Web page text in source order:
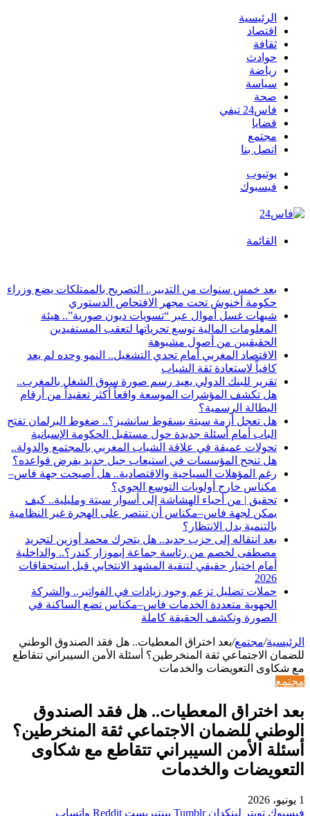
الرئيسية
اقتصاد
ثقافة
حوادث
رياضة
سياسة
صحة
فاس24 تيفي
قضايا
مجتمع
اتصل بنا
يوتيوب
فيسبوك
القائمة
بعد خمس سنوات من التدبير.. التصريح بالممتلكات يضع وزراء
حكومة أخنوش تحت مجهر الافتحاص الدستوري
شبهات غسل أموال عبر “تسويات ديون صورية”.. هيئة
المعلومات المالية توسع تحرياتها لتعقب المستفيدين
الحقيقيين من أصول مشبوهة
الاقتصاد المغربي أمام تحدي التشغيل.. النمو وحده لم يعد
كافياً لاستعادة ثقة الشباب
تقرير للبنك الدولي يعيد رسم صورة سوق الشغل بالمغرب..
هل تكشف المؤشرات الموسعة واقعاً أكثر تعقيداً من أرقام
البطالة الرسمية؟
هل تعجل أزمة سبتة بسقوط سانشيز؟.. ضغوط البرلمان تفتح
الباب أمام أسئلة جديدة حول مستقبل الحكومة الإسبانية
تحولات عميقة في علاقة الشباب المغربي بالمجتمع والدولة..
هل تنجح المؤسسات في استيعاب جيل جديد يفرض قواعده؟
رغم المؤهلات السياحية والاقتصادية.. هل أصبحت جهة فاس–
مكناس خارج أولويات التوسع الجوي؟
تحقيق | من أحياء الهشاشة إلى أسوار سبتة ومليلية.. كيف
يمكن لجهة فاس–مكناس أن تنتصر على الهجرة غير النظامية
بالتنمية بدل الانتظار؟
بعد انتقاله إلى حزب جديد.. هل يتحرك محمد أوزين لتجريد
مصطفى لخصم من رئاسة جماعة إيموزار كندر؟.. والداخلية
أمام اختبار حقيقي لتنقية المشهد الانتخابي قبل استحقاقات
2026
حملات تضليل تزعم وجود زيادات في الفواتير.. والشركة
الجهوية متعددة الخدمات فاس–مكناس تضع الساكنة في
الصورة وتكشف الحقيقة كاملة
الرئيسية/مجتمع/بعد اختراق المعطيات.. هل فقد الصندوق الوطني
للضمان الاجتماعي ثقة المنخرطين؟ أسئلة الأمن السيبراني تتقاطع
مع شكاوى التعويضات والخدمات
مجتمع
بعد اختراق المعطيات.. هل فقد الصندوق
الوطني للضمان الاجتماعي ثقة المنخرطين؟
أسئلة الأمن السيبراني تتقاطع مع شكاوى
التعويضات والخدمات
1 يونيو، 2026
فيسبوك تويتر لينكدإن بينتيريست واتساب